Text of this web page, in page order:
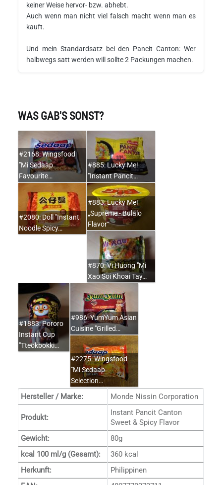
keiner Weise hervor- bzw. abhebt.
Auch wenn man nicht viel falsch macht wenn man es
kauft.
Und mein Standardsatz bei den Pancit Canton: Wer
halbwegs satt werden will sollte 2 Packungen machen.
WAS GAB'S SONST?
#2168: Wingsfood
"Mi Sedaap
Favourite…
#885: Lucky Me!
"Instant Pancit…
#2080: Doll "Instant
Noodle Spicy…
#883: Lucky Me!
„Supreme - Bulalo
Flavor“
#870: Vi Huong "Mi
Xao Soi Khoai Tay…
#1883: Pororo
Instant Cup
"Tteokbokki…
#986: YumYum Asian
Cuisine "Grilled…
#2275: Wingsfood
"Mi Sedaap
Selection…
Hersteller / Marke: Monde Nissin Corporation
Produkt:
Instant Pancit Canton
Sweet & Spicy Flavor
Gewicht:
80g
kcal 100 ml/g (Gesamt):
360 kcal
Herkunft:
Philippinen